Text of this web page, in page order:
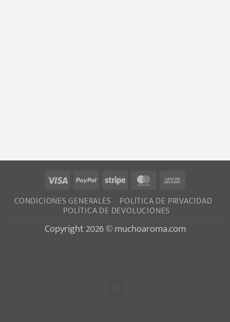
Visa PayPalStripe MasterCard
On
Delivery
CONDICIONES GENERALES POLÍTICA DE PRIVACIDAD
POLÍTICA DE DEVOLUCIONES
Copyright 2026 © muchoaroma.com